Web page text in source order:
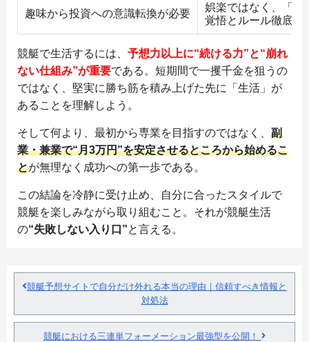
趣味から投資への意識転換が必要
娯楽ではなく、「投
覚悟とルール徹底が
競艇で生活するには、 予想力以上に“続ける力”と“崩れ
ない仕組み”が重要である。短期間で一攫千金を狙うの
ではなく、堅実に勝ち筋を積み上げた先に「生活」が
あることを理解しよう。
そして何より、最初から専業を目指すのではなく、 副
業・兼業で“月3万円”を安定させるところから始めるこ
とが無理なく成功への第一歩である。
この結論を冷静に受け止め、自分に合ったスタイルで
競艇を楽しみながら取り組むこと。それが競艇生活
の“失敗しない入り口”と言える。
競艇予想サイトで自分だけ外れる本当の理由｜信頼すべき情報と
対処法
競艇における三連単フォーメーション最強型を公開！